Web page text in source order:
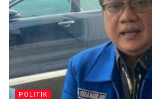
POLITIK